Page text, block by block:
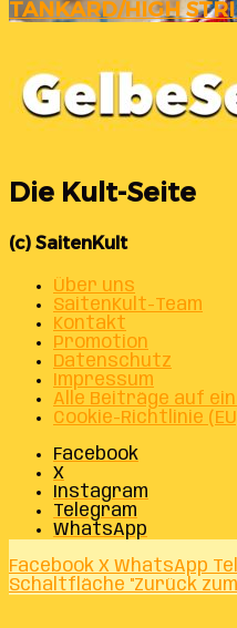
TANKARD/HIGH
Die Kult-Seite
(c) SaitenKult
Über uns
SaitenKult-Team
Kontakt
Promotion
Datenschutz
Impressum
Alle Beiträge auf
Cookie-Richtlinie
Facebook
X
Instagram
Telegram
WhatsApp
Facebook X WhatsApp
Schaltfläche "Zurück